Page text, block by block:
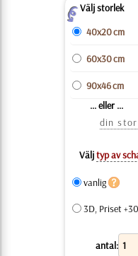
ZVälj storlek
40x20 cm
60x30 cm
90x46 cm
... eller ...
din
Väljtyp av
vanlig
3D, Priset
antal: